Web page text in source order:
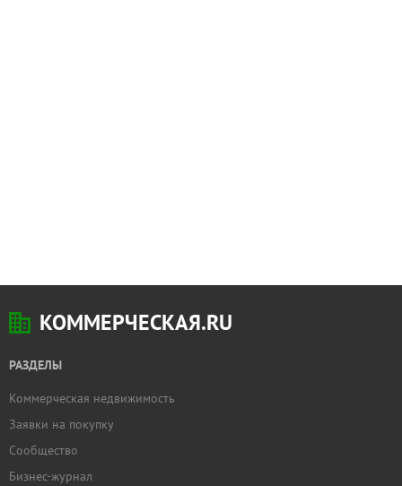
КОММЕРЧЕСКАЯ.RU
РАЗДЕЛЫ
Коммерческая недвижимость
Заявки на покупку
Сообщество
Бизнес-журнал